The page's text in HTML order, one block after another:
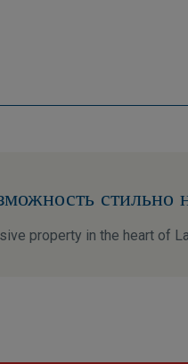
стильно
property in the heart of